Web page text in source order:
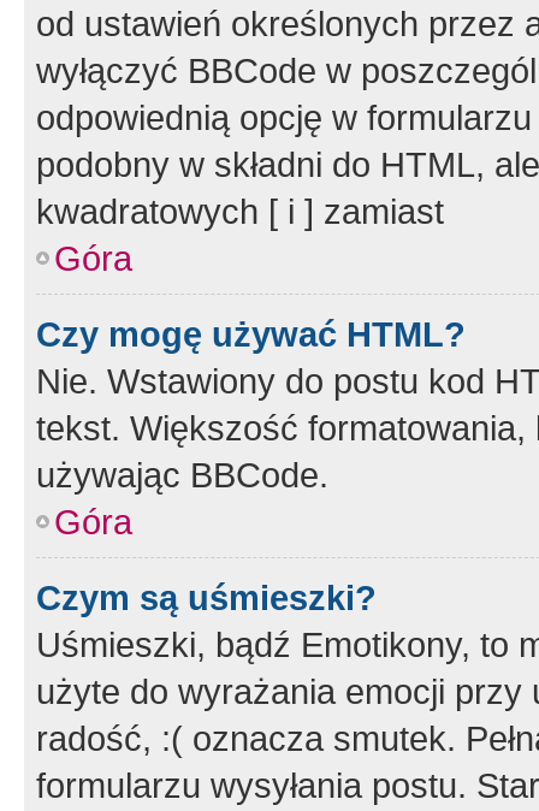
od ustawień określonych przez
wyłączyć BBCode w
odpowiednią opcję w
podobny w składni do HTML,
kwadratowych [ i ] zamiast
Góra
Czy mogę używać HTML?
Nie. Wstawiony do postu kod
tekst. Większość
używając BBCode.
Góra
Czym są uśmieszki?
Uśmieszki, bądź Emotikony, to
użyte do wyrażania emocji
radość, :( oznacza smutek.
formularzu wysyłania postu.